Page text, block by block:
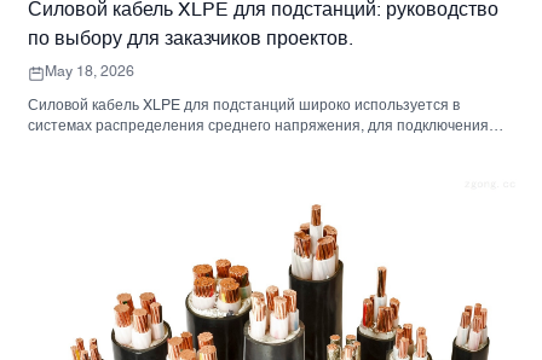
Силовой кабель XLPE для подстанций: руководство
по выбору для заказчиков проектов.
May 18, 2026
Силовой кабель XLPE для подстанций широко используется в
системах распределения среднего напряжения, для подключения
проводника, структуру кабеля, изоляцию, броню, оболочку и